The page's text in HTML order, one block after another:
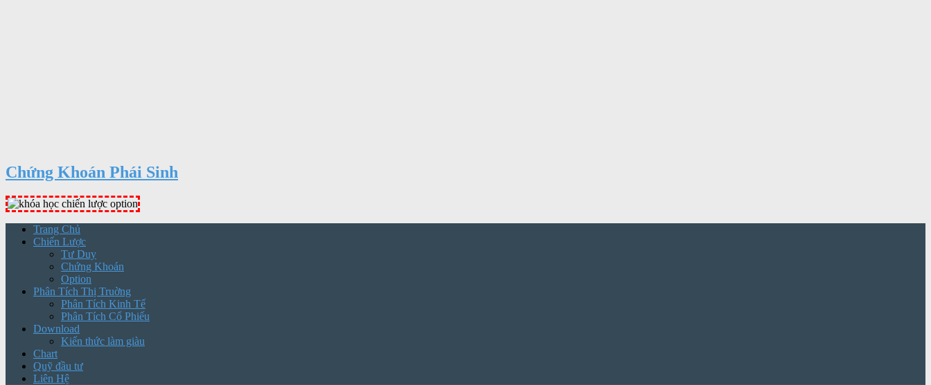
Chứng Khoán Phái Sinh
Trang Chủ
Chiến Lược
Tư Duy
Chứng Khoán
Option
Phân Tích Thị Truờng
Phân Tích Kinh Tế
Phân Tích Cổ Phiếu
Download
Kiến thức làm giàu
Chart
Quỹ đầu tư
Liên Hệ